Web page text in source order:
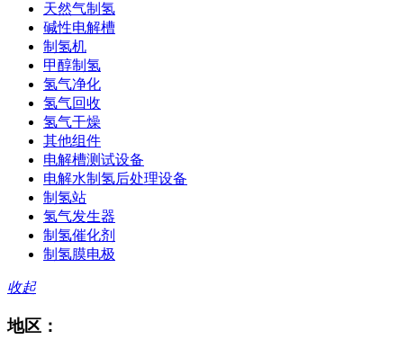
天然气制氢
碱性电解槽
制氢机
甲醇制氢
氢气净化
氢气回收
氢气干燥
其他组件
电解槽测试设备
电解水制氢后处理设备
制氢站
氢气发生器
制氢催化剂
制氢膜电极
收起
地区：